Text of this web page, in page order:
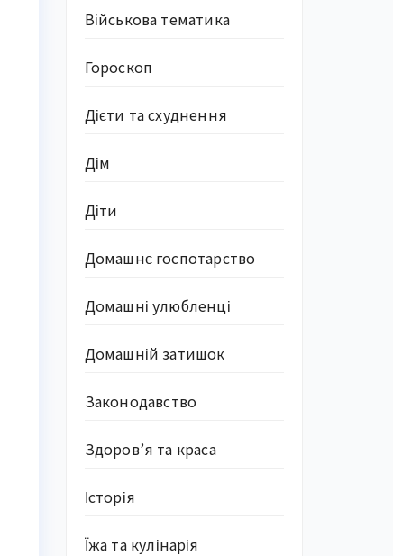
Військова тематика
Гороскоп
Дієти та схуднення
Дім
Діти
Домашнє госпотарство
Домашні улюбленці
Домашній затишок
Законодавство
Здоров’я та краса
Історія
Їжа та кулінарія